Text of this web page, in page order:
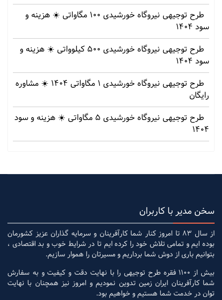
طرح توجیهی نیروگاه خورشیدی 100 مگاواتی ☀️ هزینه‌ و
سود 1404
طرح توجیهی نیروگاه خورشیدی 500 کیلوواتی ☀️ هزینه‌ و
سود 1404
طرح توجیهی نیروگاه خورشیدی 1 مگاواتی 1404 ☀️ مشاوره
رایگان
طرح توجیهی نیروگاه خورشیدی 5 مگاواتی ☀️ هزینه‌ و سود
1404
سخن مدیر با کاربران
از سال 83 تا امروز کنار شما کارآفرینان و سرمایه گذاران عزیز کشورمان
بوده ایم و تمامی تلاش خود را کرده ایم تا در شرایط خوب و بد اقتصادی ،
بتوانیم باری از دوش شما برداریم و مسیرتان را هموار سازیم.
بیش از 1100 فقره طرح توجیهی را با نهایت دقت و کیفیت و به سفارش
شما کارآفرینان ایران زمین تدوین نمودیم و امروز نیز همچنان با نهایت
توان در خدمت شما هستیم و خواهیم بود.